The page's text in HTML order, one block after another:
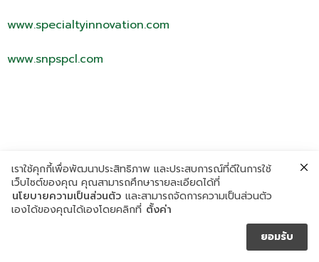
www.specialtyinnovation.com
www.snpspcl.com
เราใช้คุกกี้เพื่อพัฒนาประสิทธิภาพ และประสบการณ์ที่ดีในการใช้
เว็บไซต์ของคุณ คุณสามารถศึกษารายละเอียดได้ที่
นโยบายความเป็นส่วนตัว และสามารถจัดการความเป็นส่วนตัว
เองได้ของคุณได้เองโดยคลิกที่ ตั้งค่า
ยอมรับ